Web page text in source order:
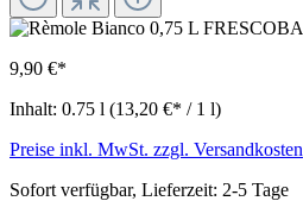
9,90 €*
Inhalt: 0.75 l (13,20 €* / 1 l)
Preise inkl. MwSt. zzgl. Versandkosten
Sofort verfügbar, Lieferzeit: 2-5 Tage